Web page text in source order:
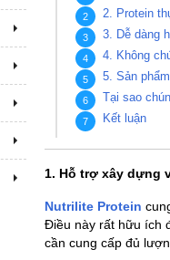
2. Protein
3. Dễ dàng
4. Không
5. Sản
Tại sao
Kết luận
1. Hỗ trợ xây dựng
Nutrilite Protein
Điều này rất hữu ích
cần cung cấp đủ